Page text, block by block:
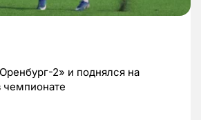
2» и поднялся на
чемпионате